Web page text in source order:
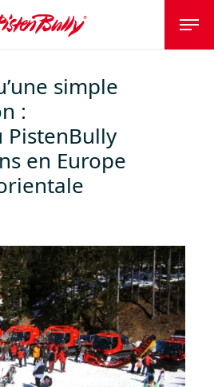
simple
:
PistenBully
en Europe